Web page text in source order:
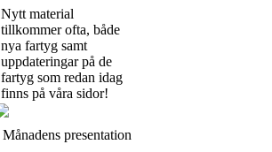
Nytt material
tillkommer ofta, både
nya fartyg samt
uppdateringar på de
fartyg som redan idag
finns på våra sidor!
Månadens presentation